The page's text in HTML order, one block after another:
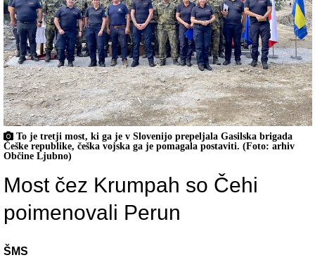
To je tretji most, ki ga je v Slovenijo prepeljala Gasilska brigada
Češke republike, češka vojska ga je pomagala postaviti. (Foto: arhiv
Občine Ljubno)
Most čez Krumpah so Čehi
poimenovali Perun
ŠMS